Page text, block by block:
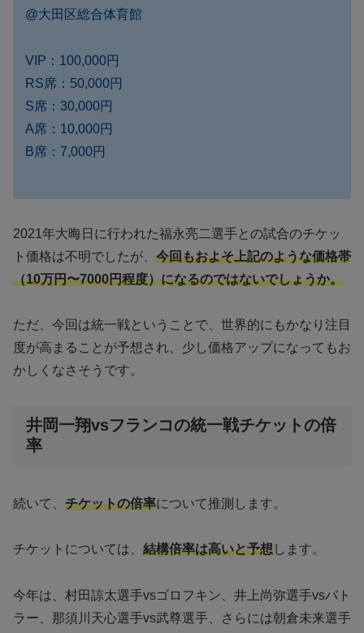
@大田区総合体育館
VIP：100,000円
RS席：50,000円
S席：30,000円
A席：10,000円
B席：7,000円
2021年大晦日に行われた福永亮二選手との試合のチケッ
ト価格は不明でしたが、 今回もおよそ上記のような価格帯
（10万円〜7000円程度）になるのではないでしょうか。
ただ、今回は統一戦ということで、世界的にもかなり注目
度が高まることが予想され、少し価格アップになってもお
かしくなさそうです。
井岡一翔vsフランコの統一戦チケットの倍
率
続いて、 チケットの倍率について推測します。
チケットについては、 結構倍率は高いと予想 します。
今年は、村田諒太選手vsゴロフキン、井上尚弥選手vsバト
ラー、那須川天心選手vs武尊選手、さらには朝倉未来選手